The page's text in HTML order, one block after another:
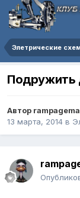
Элетрические
Подружить
Автор
13 марта, 2014 в